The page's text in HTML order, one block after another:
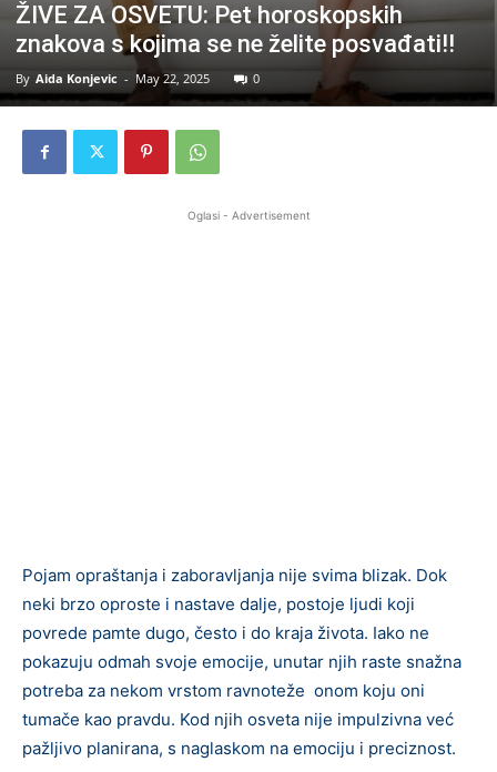
ŽIVE ZA OSVETU: Pet horoskopskih
znakova s kojima se ne želite posvađati!!
By Aida Konjevic - May 22, 2025 0
Oglasi - Advertisement
Pojam opraštanja i zaboravljanja nije svima blizak. Dok
neki brzo oproste i nastave dalje, postoje ljudi koji
povrede pamte dugo, često i do kraja života. Iako ne
pokazuju odmah svoje emocije, unutar njih raste snažna
potreba za nekom vrstom ravnoteže onom koju oni
tumače kao pravdu. Kod njih osveta nije impulzivna već
pažljivo planirana, s naglaskom na emociju i preciznost.